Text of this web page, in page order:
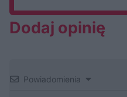
Dodaj opinię
Powiadomienia